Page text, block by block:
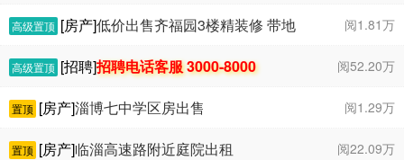
赢！
阅1.81万
高级置顶 [房产]低价出售齐福园3楼精装修 带地
上车库和固定车位 紧邻花园市场 满5年￥56 阅52.20万
高级置顶 [招聘]招聘电话客服 3000-8000
阅1.29万
置顶 [房产]淄博七中学区房出售
阅22.09万
置顶 [房产]临淄高速路附近庭院出租